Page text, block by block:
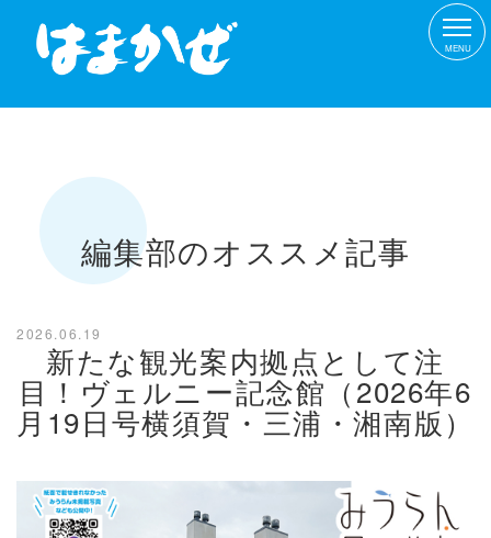
MENU
編集部のオススメ記事
2026.06.19
新たな観光案内拠点として注
目！ヴェルニー記念館（2026年6
月19日号横須賀・三浦・湘南版）